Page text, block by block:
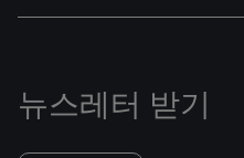
뉴스레터 받기